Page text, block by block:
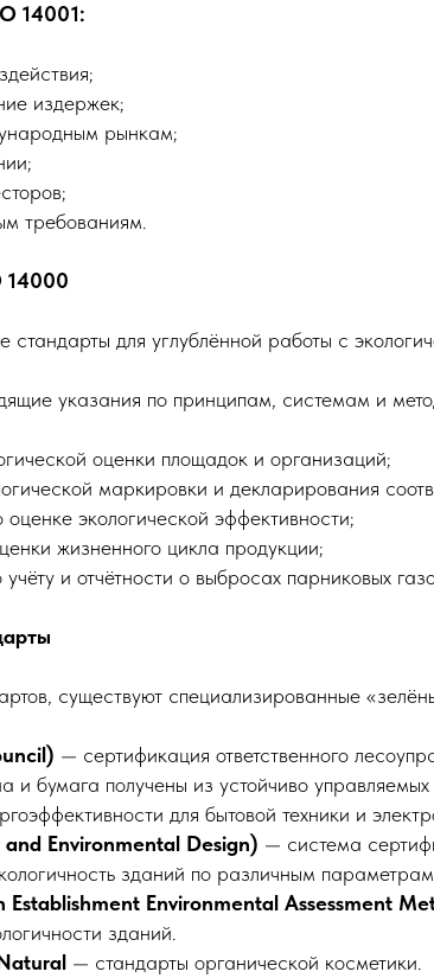
14001:
издержек;
рынкам;
требованиям.
14000
стандарты для углублённой работы с
указания по принципам, системам и
оценки площадок и организаций;
маркировки и декларирования
экологической эффективности;
жизненного цикла продукции;
и отчётности о выбросах парниковых
существуют специализированные
— сертификация ответственного
и бумага получены из устойчиво управляемых
для бытовой техники и
and Environmental Design) — система
зданий по различным параметрам.
Establishment Environmental Assessment
зданий.
— стандарты органической косметики.